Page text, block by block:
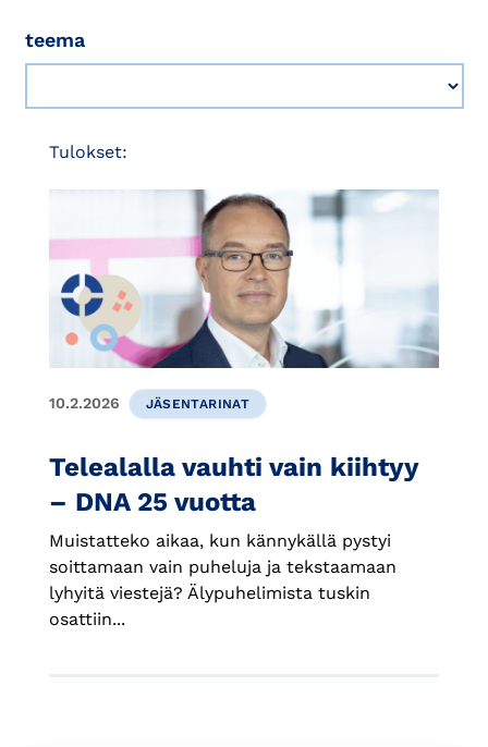
teema
Tulokset:
10.2.2026 JÄSENTARINAT
Telealalla vauhti vain kiihtyy
– DNA 25 vuotta
Muistatteko aikaa, kun kännykällä pystyi
soittamaan vain puheluja ja tekstaamaan
lyhyitä viestejä? Älypuhelimista tuskin
osattiin...